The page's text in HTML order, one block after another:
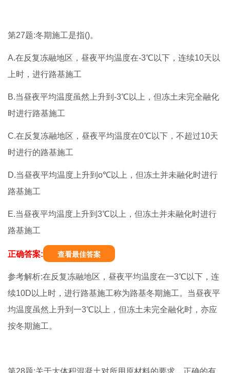
第27题:冬期施工是指()。
A.在反复冻融地区，昼夜平均温度在-3℃以下，连续10天以
上时，进行路基施工
B.当昼夜平均温度虽然上升到-3℃以上，但冻土未完全融化
时进行路基施工
C.在反复冻融地区，昼夜平均温度在0℃以下，不超过10天
时进行的路基施工
D.当昼夜平均温度上升到o℃以上，但冻土并未融化时进行
路基施工
E.当昼夜平均温度上升到3℃以上，但冻土并未融化时进行
路基施工
正确答案: 查看最佳答案
参考解析:在反复冻融地区，昼夜平均温度在一3℃以下，连
续10D以上时，进行路基施工称为路基冬期施工。当昼夜平
均温度虽然上升到一3℃以上，但冻土未完全融化时，亦应
按冬期施工。
第28题:关于大体积混凝土对所用原材料的要求，正确的有